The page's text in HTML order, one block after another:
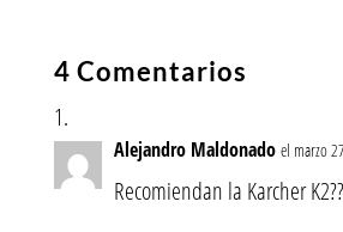
4 Comentarios
Alejandro Maldonado el marzo
Recomiendan la Karcher